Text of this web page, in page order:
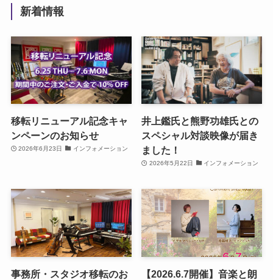
新着情報
移転リニューアル記念キャ
ンペーンのお知らせ
2026年6月23日 インフォメーション
井上鑑氏と熊野功雄氏との
スペシャル対談映像が届き
ました！
2026年5月22日 インフォメーション
事務所・スタジオ移転のお
【2026.6.7開催】音楽と朗